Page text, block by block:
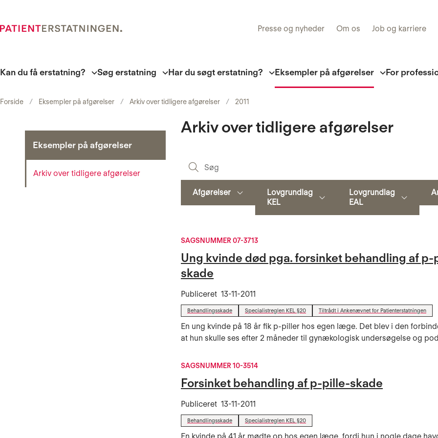
Presse og nyheder Om os Job og karriere
Kan du få erstatning? Søg erstatning Har du søgt erstatning? Eksempler på afgørelser For
Forside Eksempler på afgørelser Arkiv over tidligere afgørelser 2011
Eksempler på afgørelser
Arkiv over tidligere afgørelser
Arkiv over tidligere afgørelser
Afgørelser
Lovgrundlag
KEL
Lovgrundlag
EAL
SAGSNUMMER 07-3713
Ung kvinde død pga. forsinket behandling af
skade
Publiceret 13-11-2011
Behandlingsskade Specialistreglen KEL §20 Tiltrådt i Ankenævnet for Patienterstatningen
En ung kvinde på 18 år fik p-piller hos egen læge. Det blev i den
at hun skulle ses efter 2 måneder til gynækologisk undersøgelse og
SAGSNUMMER 10-3514
Forsinket behandling af p-pille-skade
Publiceret 13-11-2011
Behandlingsskade Specialistreglen KEL §20